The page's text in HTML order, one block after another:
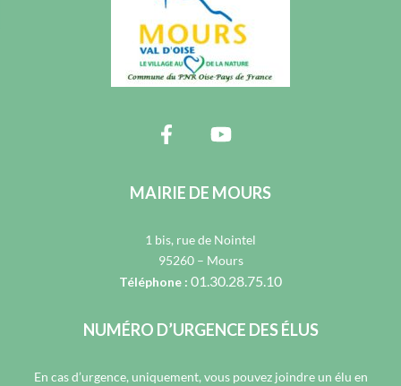
MAIRIE DE MOURS
1 bis, rue de Nointel
95260 – Mours
Téléphone : 01.30.28.75.10
NUMÉRO D’URGENCE DES ÉLUS
En cas d’urgence, uniquement, vous pouvez joindre un élu en